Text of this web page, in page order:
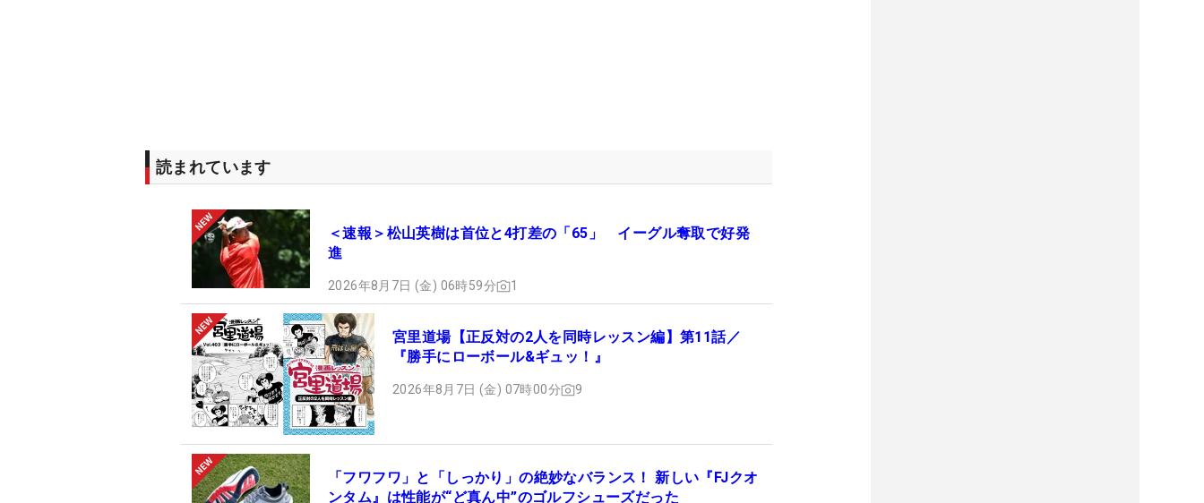
読まれています
＜速報＞松山英樹は首位と4打差の「65」 イーグル奪取で好発
進
2026年8月7日 (金) 06時59分 1
宮里道場【正反対の2人を同時レッスン編】第11話／
『勝手にローボール&ギュッ！』
2026年8月7日 (金) 07時00分 9
「フワフワ」と「しっかり」の絶妙なバランス！ 新しい『FJクオ
ンタム』は性能が“ど真ん中”のゴルフシューズだった